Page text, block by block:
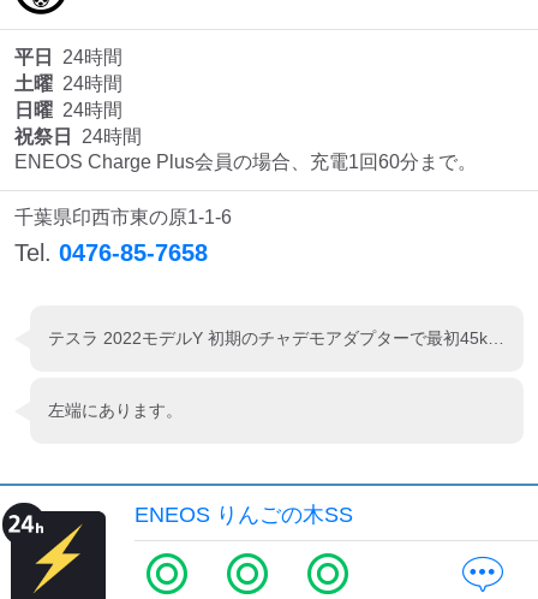
平日
24時間
土曜 24時間
日曜 24時間
祝祭日
24時間
ENEOS Charge Plus会員の場合、充電1回60分まで。
千葉県印西市東の原1-1-6
Tel. 0476-85-7658
左端にあります。
ENEOS りんごの木SS